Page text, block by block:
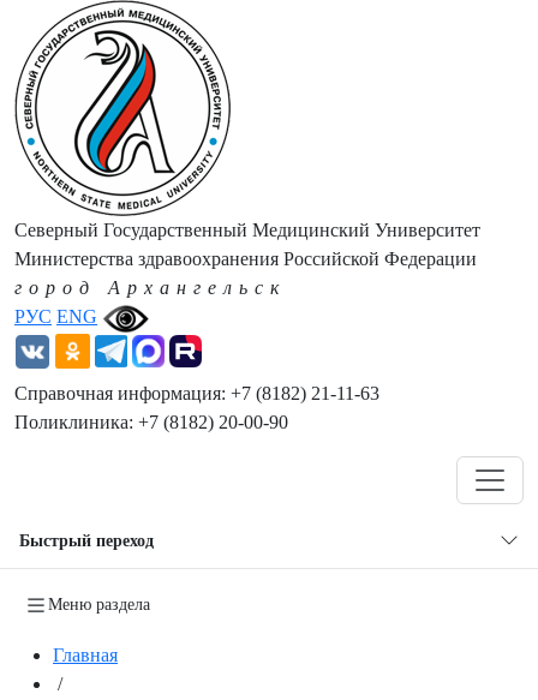
РУС ENG
Северный Государственный Медицинский Университет
Министерства здравоохранения Российской Федерации
город Архангельск
Справочная информация: +7 (8182) 21-11-63
Поликлиника: +7 (8182) 20-00-90
Быстрый переход
Меню раздела
Главная
/